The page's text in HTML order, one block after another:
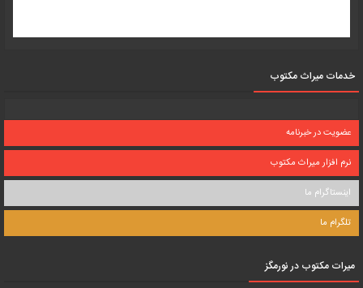
خدمات میراث مکتوب
عضویت در خبرنامه
نرم افزار میراث مکتوب
اینستاگرام ما
تلگرام ما
میرات مکتوب در نورمگز